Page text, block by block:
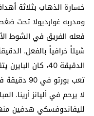
خسارة الذهاب بثلاثة
ومدربه غوارديولا تحت
فعله الفريق في الشوط
الدقيقة 40، كان
تعب
لا يرحم في أليانز أرينا.
لليفاندوفسكي هدفين